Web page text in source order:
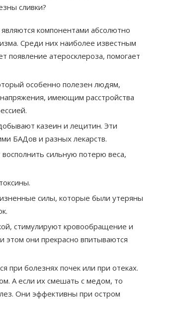
сливки?
компонентами абсолютно
Среди них наиболее известным
появление атеросклероза, помогает
особенно полезен людям,
имеющим расстройства
казеин и лецитин. Эти
БАДов и разных лекарств.
сильную потерю веса,
силы, которые были утеряны
стимулируют кровообращение и
они прекрасно впитываются
при болезнях почек или при отеках.
А если их смешать с медом, то
Они эффективны при остром